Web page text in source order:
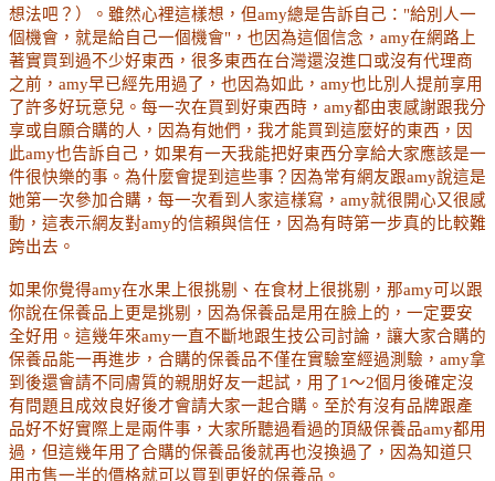
想法吧 ？ ）。雖然心裡這樣想，但amy總是告訴自己："給別人一
個機會，就是給自己一個機會"，也因為這個信念， amy在網路上
著實買到過不少好東西，很多東西在台灣還沒進口或沒有代理商
之前， amy早已經先用過了，也因為如此，amy也比別人提前享用
了許多好玩意兒。每一次在買到好東西時， amy都由衷感謝跟我分
享或自願合購的人，因為有她們，我才能買到這麼好的東西，因
此amy也告訴自己，如果有一天我能把好東西分享給大家應該是一
件很快樂的事。為什麼會提到這些事？因為常有網友跟amy說這是
她第一次參加合購，每一次看到人家這樣寫， amy就很開心又很感
動，這表示網友對amy的信賴與信任，因為有時第一步真的比較難
跨出去。
如果你覺得amy在水果上很挑剔、在食材上很挑剔，那amy可以跟
你說在保養品上更是挑剔，因為保養品是用在臉上的，一定要安
全好用。 這幾年來amy一直不斷地跟生技公司討論，讓大家合購的
保養品能一再進步， 合購的保養品不僅在實驗室經過測驗，amy拿
到後還會請不同膚質的親朋好友一起試，用了1～2個月後確定沒
有問題且成效良好後才會請大家一起合購。至於有沒有品牌跟產
品好不好實際上是兩件事，大家所聽過看過的頂級保養品amy都用
過，但這幾年用了合購的保養品後就再也沒換過了，因為知道只
用市售一半的價格就可以買到更好的保養品。